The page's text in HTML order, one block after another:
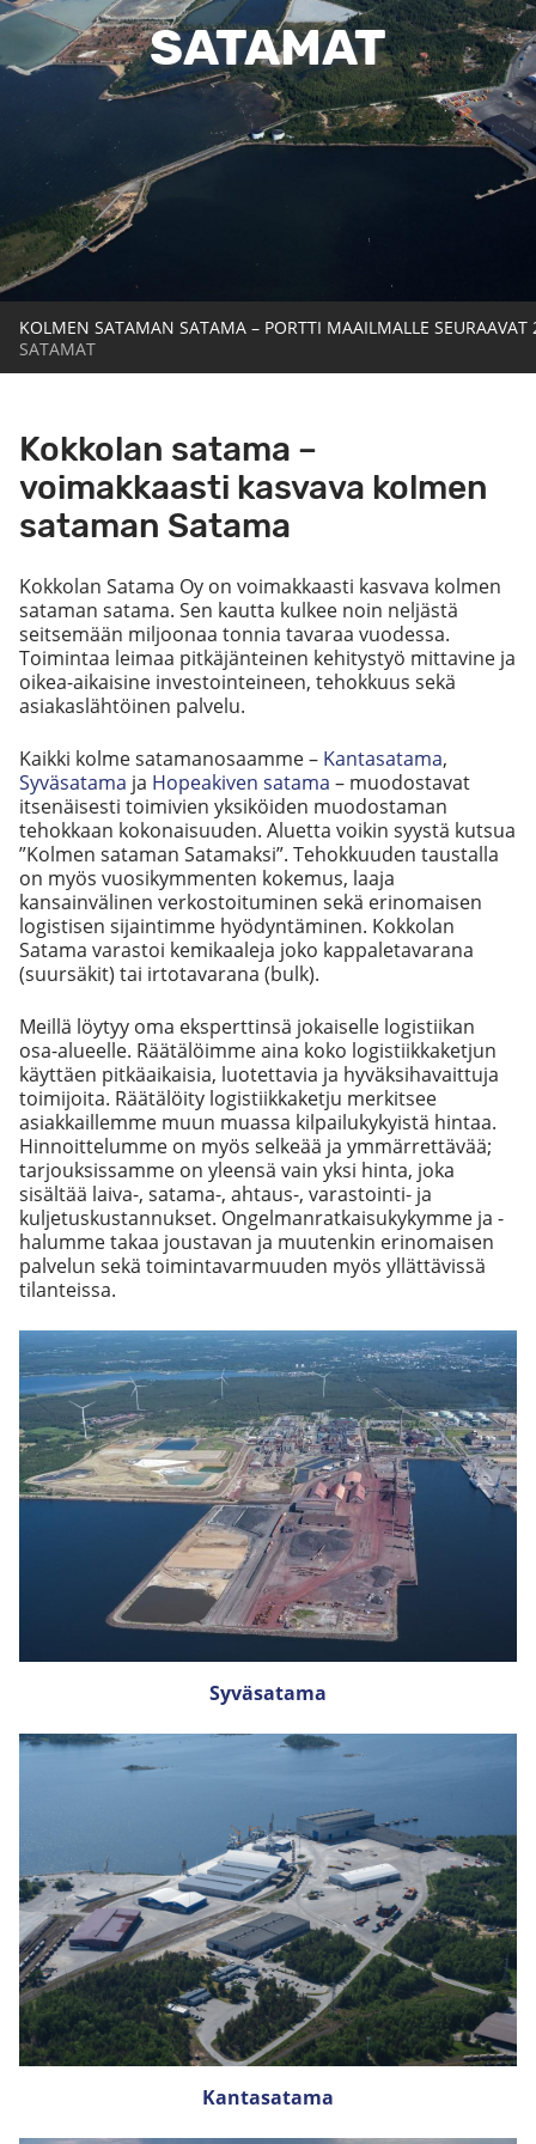
SATAMAT
KOLMEN SATAMAN SATAMA – PORTTI MAAILMALLE SEURAAVAT
SATAMAT
Kokkolan satama –
voimakkaasti kasvava kolmen
sataman Satama
Kokkolan Satama Oy on voimakkaasti kasvava kolmen
sataman satama. Sen kautta kulkee noin neljästä
seitsemään miljoonaa tonnia tavaraa vuodessa.
Toimintaa leimaa pitkäjänteinen kehitystyö mittavine ja
oikea-aikaisine investointeineen, tehokkuus sekä
asiakaslähtöinen palvelu.
Kaikki kolme satamanosaamme – Kantasatama,
Syväsatama ja Hopeakiven satama – muodostavat
itsenäisesti toimivien yksiköiden muodostaman
tehokkaan kokonaisuuden. Aluetta voikin syystä kutsua
”Kolmen sataman Satamaksi”. Tehokkuuden taustalla
on myös vuosikymmenten kokemus, laaja
kansainvälinen verkostoituminen sekä erinomaisen
logistisen sijaintimme hyödyntäminen. Kokkolan
Satama varastoi kemikaaleja joko kappaletavarana
(suursäkit) tai irtotavarana (bulk).
Meillä löytyy oma eksperttinsä jokaiselle logistiikan
osa-alueelle. Räätälöimme aina koko logistiikkaketjun
käyttäen pitkäaikaisia, luotettavia ja hyväksihavaittuja
toimijoita. Räätälöity logistiikkaketju merkitsee
asiakkaillemme muun muassa kilpailukykyistä hintaa.
Hinnoittelumme on myös selkeää ja ymmärrettävää;
tarjouksissamme on yleensä vain yksi hinta, joka
sisältää laiva-, satama-, ahtaus-, varastointi- ja
kuljetuskustannukset. Ongelmanratkaisukykymme ja -
halumme takaa joustavan ja muutenkin erinomaisen
palvelun sekä toimintavarmuuden myös yllättävissä
tilanteissa.
Syväsatama
Kantasatama